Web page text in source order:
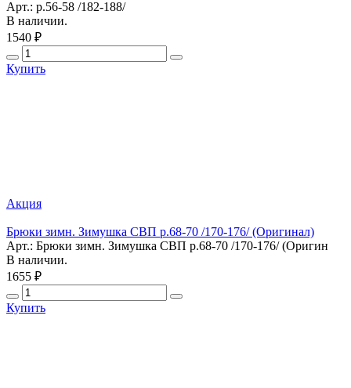
Арт.: р.56-58 /182-188/
В наличии.
1540 ₽
Купить
Акция
Брюки зимн. Зимушка СВП р.68-70 /170-176/ (Оригинал)
Арт.: Брюки зимн. Зимушка СВП р.68-70 /170-176/ (Оригин
В наличии.
1655 ₽
Купить